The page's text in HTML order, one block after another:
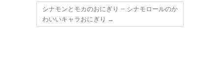
シナモンとモカのおにぎり – シナモロールのか
わいいキャラおにぎり →